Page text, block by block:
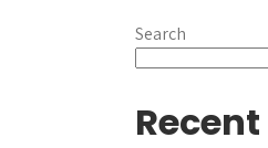
Search